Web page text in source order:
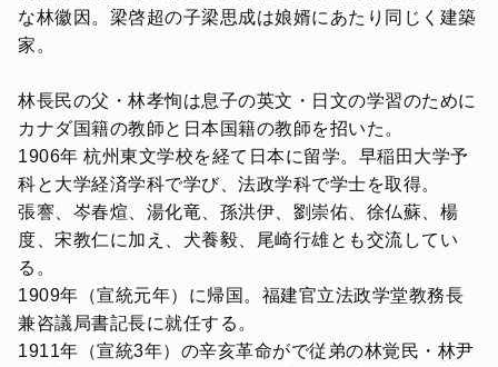
な林徽因。梁啓超の子梁思成は娘婿にあたり同じく建築
家。
林長民の父・林孝恂は息子の英文・日文の学習のために
カナダ国籍の教師と日本国籍の教師を招いた。
1906年 杭州東文学校を経て日本に留学。早稲田大学予
科と大学経済学科で学び、法政学科で学士を取得。
張謇、岑春煊、湯化竜、孫洪伊、劉崇佑、徐仏蘇、楊
度、宋教仁に加え、犬養毅、尾崎行雄とも交流してい
る。
1909年（宣統元年）に帰国。福建官立法政学堂教務長
兼咨議局書記長に就任する。
1911年（宣統3年）の辛亥革命がで従弟の林覚民・林尹